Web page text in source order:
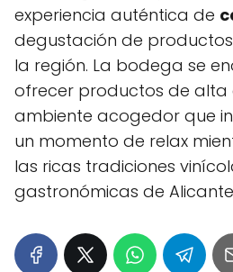
experiencia auténtica de
degustación de
la región. La bodega se
ofrecer productos de alta
ambiente acogedor que
un momento de relax
las ricas tradiciones
gastronómicas de